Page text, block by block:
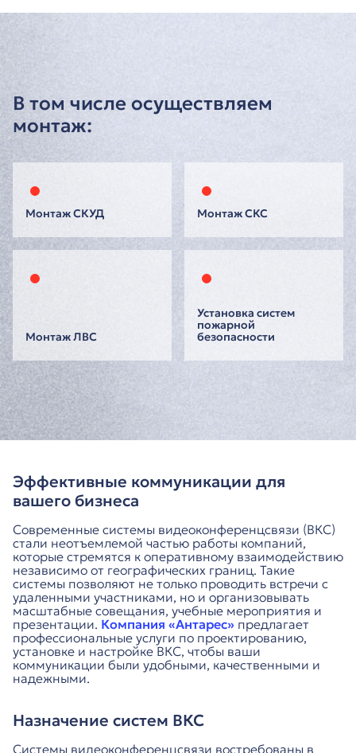
В том числе осуществляем
монтаж:
Монтаж СКУД Монтаж СКС
Монтаж ЛВС
Установка систем
пожарной
безопасности
Эффективные коммуникации для
вашего бизнеса
Современные системы видеоконференцсвязи (ВКС)
стали неотъемлемой частью работы компаний,
которые стремятся к оперативному взаимодействию
независимо от географических границ. Такие
системы позволяют не только проводить встречи с
удаленными участниками, но и организовывать
масштабные совещания, учебные мероприятия и
презентации. Компания «Антарес» предлагает
профессиональные услуги по проектированию,
установке и настройке ВКС, чтобы ваши
коммуникации были удобными, качественными и
надежными.
Назначение систем ВКС
Системы видеоконференцсвязи востребованы в